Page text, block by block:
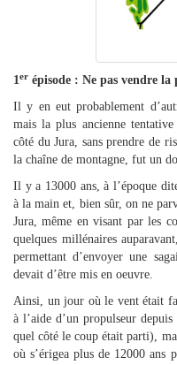
1 er épisode : Ne pas vendre
Il y en eut probablement
mais la plus ancienne
côté du Jura, sans prendre de
la chaîne de montagne, fut un
Il y a 13000 ans, à l’époque
à la main et, bien sûr, on ne
Jura, même en visant par les
quelques millénaires
permettant d’envoyer une
devait d’être mis en oeuvre.
Ainsi, un jour où le vent était
à l’aide d’un propulseur
quel côté le coup était parti),
où s’érigea plus de 12000 ans